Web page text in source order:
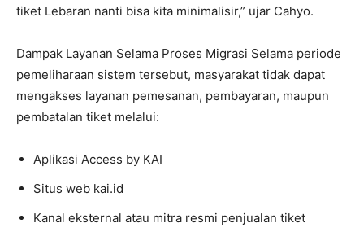
tiket Lebaran nanti bisa kita minimalisir,” ujar Cahyo.
Dampak Layanan Selama Proses Migrasi Selama periode
pemeliharaan sistem tersebut, masyarakat tidak dapat
mengakses layanan pemesanan, pembayaran, maupun
pembatalan tiket melalui:
Aplikasi Access by KAI
Situs web kai.id
Kanal eksternal atau mitra resmi penjualan tiket